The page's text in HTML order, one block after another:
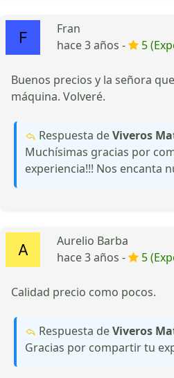
Fran
hace 3 años -
5
Buenos precios y la señora
máquina. Volveré.
Respuesta deViveros
Muchísimas gracias por
experiencia!!! Nos encanta
Aurelio Barba
hace 3 años -
5
Calidad precio como pocos.
Respuesta deViveros
Gracias por compartir tu